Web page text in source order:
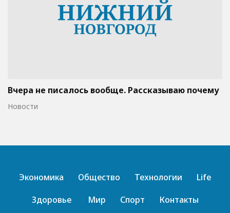
Вчера не писалось вообще. Рассказываю почему
Новости
Экономика Общество Технологии
Life
Здоровье
Мир Спорт Контакты